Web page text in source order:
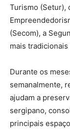
Turismo (Setur),
(Secom), a
mais
Durante os
semanalmente,
ajudam a
sergipano,
principais